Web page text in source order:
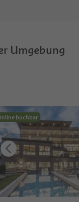
Umgebung
buchbar